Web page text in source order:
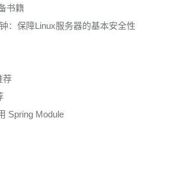
书籍
：保障Linux服务器的基本安全性
荐
Spring Module